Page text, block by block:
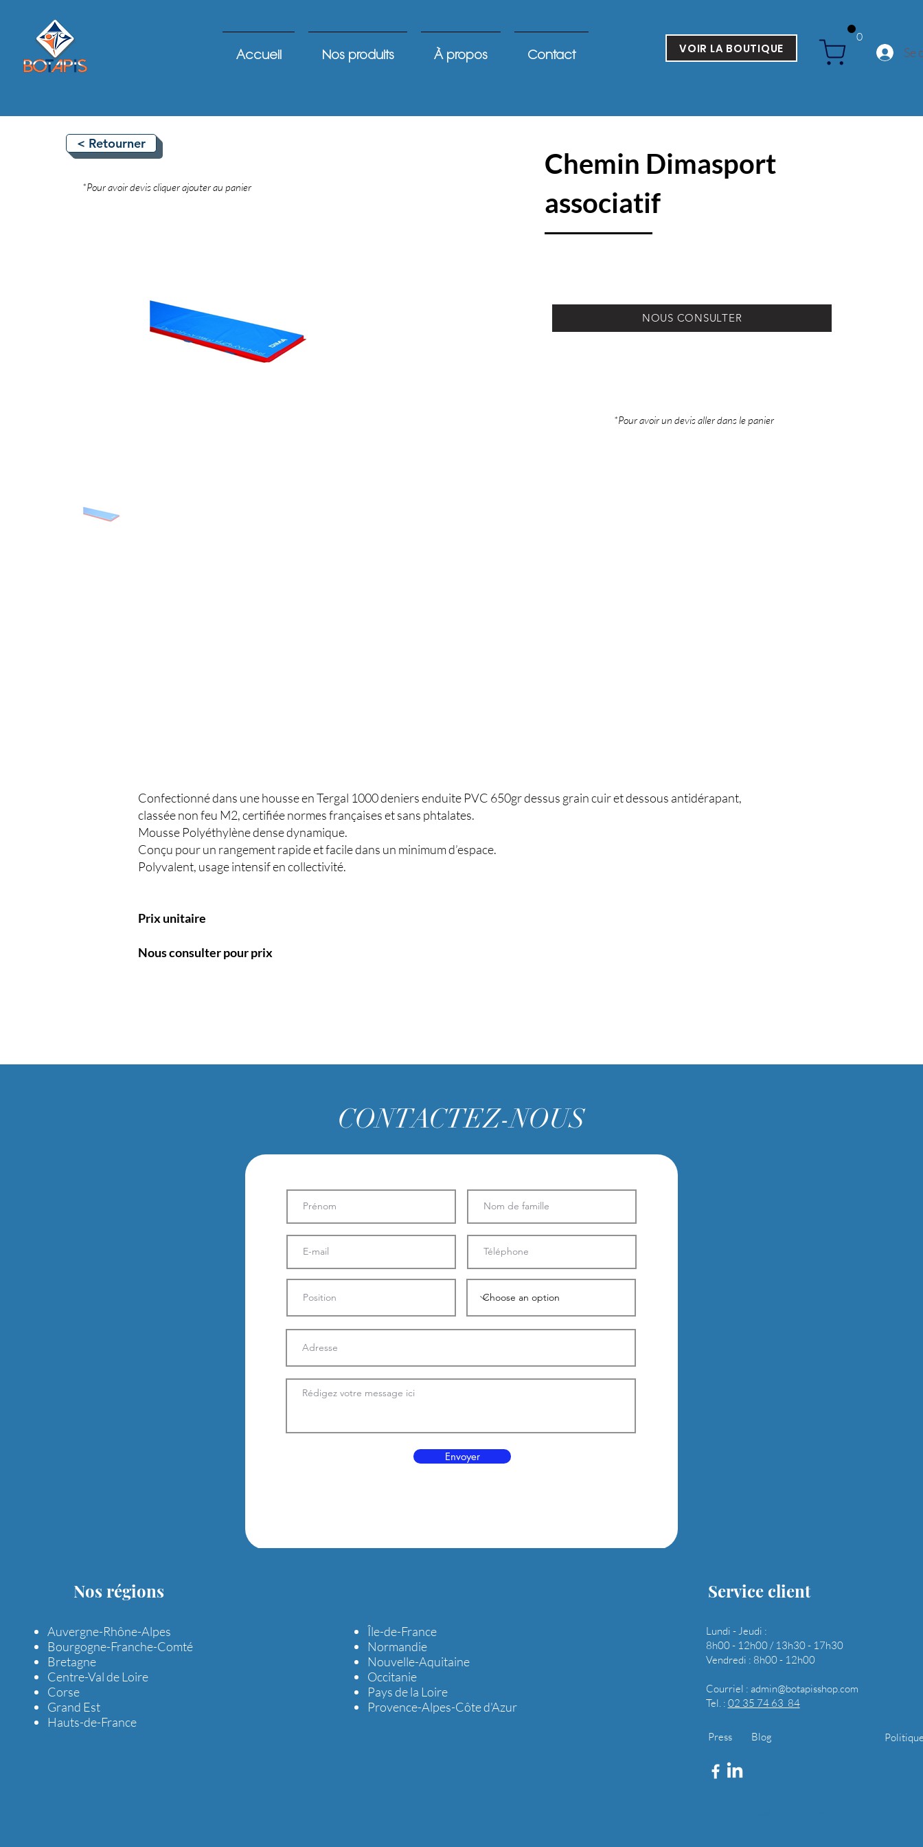
Accueil Nos produits À propos Contact VOIR LA BOUTIQUE
0
Se
< Retourner
*Pour avoir devis cliquer ajouter au panier
Chemin Dimasport
associatif
NOUS CONSULTER
*Pour avoir un devis aller dans le panier
Confectionné dans une housse en Tergal 1000 deniers enduite PVC 650gr dessus grain cuir et dessous antidérapant,
classée non feu M2, certifiée normes françaises et sans phtalates.
Mousse Polyéthylène dense dynamique.
Conçu pour un rangement rapide et facile dans un minimum d’espace.
Polyvalent, usage intensif en collectivité.
Prix unitaire
Nous consulter pour prix
CONTACTEZ-NOUS
Envoyer
Nos régions
Auvergne-Rhône-Alpes
Bourgogne-Franche-Comté
Bretagne
Centre-Val de Loire
Corse
Grand Est
Hauts-de-France
Île-de-France
Normandie
Nouvelle-Aquitaine
Occitanie
Pays de la Loire
Provence-Alpes-Côte d'Azur
Service client
Lundi - Jeudi :
8h00 - 12h00 / 13h30 - 17h30
Vendredi : 8h00 - 12h00
Courriel : admin@botapisshop.com
Tel. : 02 35 74 63 84
Press Blog